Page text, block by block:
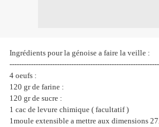
Ingrédients pour la génoise a faire la veille :
4 oeufs :
120 gr de farine :
120 gr de sucre :
1 cac de levure chimique ( facultatif )
1moule extensible a mettre aux dimensions